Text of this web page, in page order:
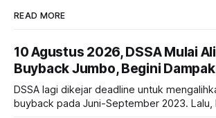
READ MORE
10 Agustus 2026, DSSA Mulai
Buyback Jumbo, Begini
DSSA lagi dikejar deadline untuk
buyback pada Juni-September 2023. Lalu,